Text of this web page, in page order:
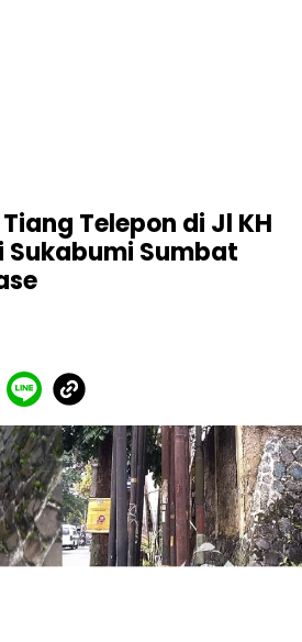
Telepon di Jl KH
Sukabumi Sumbat